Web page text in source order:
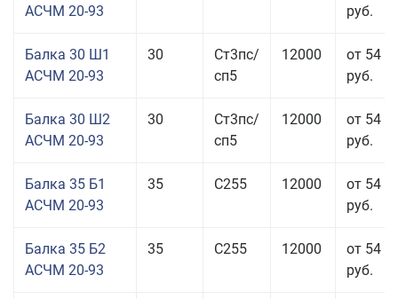
АСЧМ 20-93
руб.
Балка 30 Ш1
АСЧМ 20-93
30
Ст3пс/
сп5
12000
от 54
руб.
Балка 30 Ш2
АСЧМ 20-93
30
Ст3пс/
сп5
12000
от 54
руб.
Балка 35 Б1
АСЧМ 20-93
35 С255 12000
от 54
руб.
Балка 35 Б2
АСЧМ 20-93
35 С255 12000
от 54
руб.